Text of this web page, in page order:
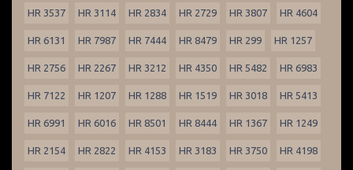
HR 3537 HR 3114 HR 2834 HR 2729 HR 3807 HR 4604
HR 6131 HR 7987 HR 7444 HR 8479 HR 299 HR 1257
HR 2756 HR 2267 HR 3212 HR 4350 HR 5482 HR 6983
HR 7122 HR 1207 HR 1288 HR 1519 HR 3018 HR 5413
HR 6991 HR 6016 HR 8501 HR 8444 HR 1367 HR 1249
HR 2154 HR 2822 HR 4153 HR 3183 HR 3750 HR 4198